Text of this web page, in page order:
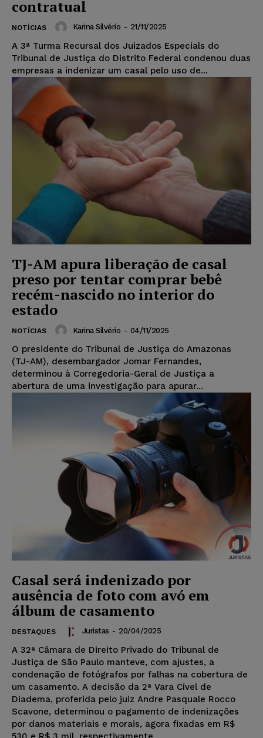
contratual
NOTÍCIAS Karina Silvério - 21/11/2025
A 3ª Turma Recursal dos Juizados Especials do
Tribunal de Justiça do Distrito Federal condenou duas
empresas a indenizar um casal pelo uso de...
TJ-AM apura liberação de casal
preso por tentar comprar bebê
recém-nascido no interior do
estado
NOTÍCIAS Karina Silvério - 04/11/2025
O presidente do Tribunal de Justiça do Amazonas
(TJ-AM), desembargador Jomar Fernandes,
determinou à Corregedoria-Geral de Justiça a
abertura de uma investigação para apurar...
Casal será indenizado por
ausência de foto com avó em
álbum de casamento
DESTAQUES Juristas - 20/04/2025
A 32ª Câmara de Direito Privado do Tribunal de
Justiça de São Paulo manteve, com ajustes, a
condenação de fotógrafos por falhas na cobertura de
um casamento. A decisão da 2ª Vara Cível de
Diadema, proferida pelo juiz Andre Pasquale Rocco
Scavone, determinou o pagamento de indenizações
por danos materiais e morais, agora fixadas em R$